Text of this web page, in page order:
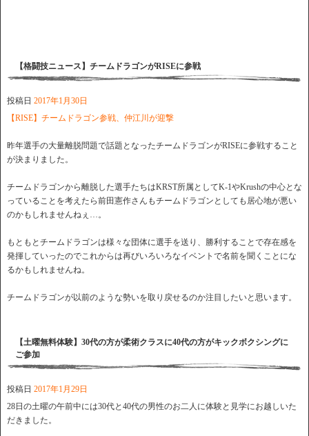
【格闘技ニュース】チームドラゴンがRISEに参戦
投稿日 2017年1月30日
【RISE】チームドラゴン参戦、仲江川が迎撃
昨年選手の大量離脱問題で話題となったチームドラゴンがRISEに参戦すること
が決まりました。
チームドラゴンから離脱した選手たちはKRST所属としてK-1やKrushの中心とな
っていることを考えたら前田憲作さんもチームドラゴンとしても居心地が悪い
のかもしれませんねぇ…。
もともとチームドラゴンは様々な団体に選手を送り、勝利することで存在感を
発揮していったのでこれからは再びいろいろなイベントで名前を聞くことにな
るかもしれませんね。
チームドラゴンが以前のような勢いを取り戻せるのか注目したいと思います。
【土曜無料体験】30代の方が柔術クラスに40代の方がキックボクシングに
ご参加
投稿日 2017年1月29日
28日の土曜の午前中には30代と40代の男性のお二人に体験と見学にお越しいた
だきました。